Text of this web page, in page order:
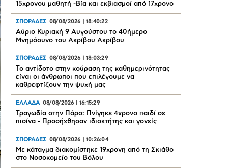
15χρονου μαθητή -Βία και εκβιασμοί από 17χρονο
ΣΠΟΡΑΔΕΣ 08/08/2026 18:40:22
Αύριο Κυριακή 9 Αυγούστου το 40ήμερο
Μνημόσυνο του Ακρίβου Ακρίβου
ΣΠΟΡΑΔΕΣ 08/08/2026 18:03:29
Το αντίδοτο στην κούραση της καθημερινότητας
είναι οι άνθρωποι που επιλέγουμε να
καθρεφτίζουν την ψυχή μας
ΕΛΛΑΔΑ 08/08/2026 16:15:29
Τραγωδία στην Πάρο: Πνίγηκε 4χρονο παιδί σε
πισίνα - Προσήχθησαν ιδιοκτήτης και γονείς
ΣΠΟΡΑΔΕΣ 08/08/2026 10:26:04
Mε κάταγμα διακομίστηκε 19χρονη από τη Σκιάθο
στο Νοσοκομείο του Βόλου